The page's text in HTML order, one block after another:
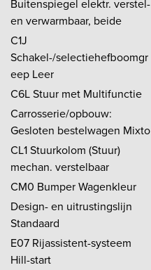
Buitenspiegel elektr. verstel-
en verwarmbaar, beide
C1J
Schakel-/selectiehefboomgr
eep Leer
C6L Stuur met Multifunctie
Carrosserie/opbouw:
Gesloten bestelwagen Mixto
CL1 Stuurkolom (Stuur)
mechan. verstelbaar
CM0 Bumper Wagenkleur
Design- en uitrustingslijn
Standaard
E07 Rijassistent-systeem
Hill-start